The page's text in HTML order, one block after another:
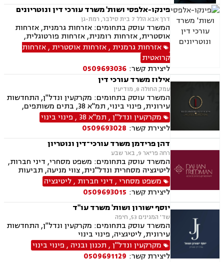
פינקו-אלפסי ושות' משרד עורכי דין ונוטריונים
דרך אבא הלל 7 בית סילבר, רמת-גן
המשרד עוסק בתחומים: אזרחות גרמנית, אזרחות
אוסטרית, אזרחות רומנית, אזרחות פורטוגלית,
אזרחות מרוקאית, אזרחות קרואטית, אזרחות
ספרדית, אזרחות צ'כית, ייפוי כוח מתמשך, נוטריון,
ירושות וצוואות, תמ"א 38
אזרחות גרמנית ,אזרחות אוסטרית ,אזרחות
קרואטית
ליצירת קשר: 0509693036
אילוז משרד עורכי דין
עמק החולה 8, מודיעין
המשרד עוסק בתחומים: מקרקעין ונדל"ן, התחדשות
עירונית, פינוי בינוי, תמ"א 38, בתים משותפים,
מגרשים לבנייה, עסקאות מכר דירה
מקרקעין ונדל"ן, תמ"א 38 , פינוי בינוי
ליצירת קשר: 0509693028
דהן פרידמן משרד עורכי־דין ונוטריון
רחה פריאר 9, באר שבע
המשרד עוסק בתחומים: משפט מסחרי, דיני חברות,
ליטיגציה מסחרית ונדל"נית, צווי מניעה, תביעות
מקרקעין, דיני חוזים, ייפוי כוח מתמשך, ירושות
וצוואות, מסחר בינלאומי, משפט אזרחי, סכסוכי
שכנים, דיני עבודה, הסכמי ממון, מיסוי עירוני, מיסוי
נדל"ן, ארנונה, היטל פיתוח, היטל השבחה, נוטריון.
משפט מסחרי, דיני חברות ,ליטיגציה
ליצירת קשר: 0509693015
יוסף ישורון ושות' משרד עו"ד
שד' המגינים 53, חיפה
המשרד עוסק בתחומים: מקרקעין ונדל"ן, התחדשות
עירונית, ליטיגציה, פינוי בינוי
מקרקעין ונדל"ן, תכנון ובניה , פינוי בינוי
ליצירת קשר: 0509691129